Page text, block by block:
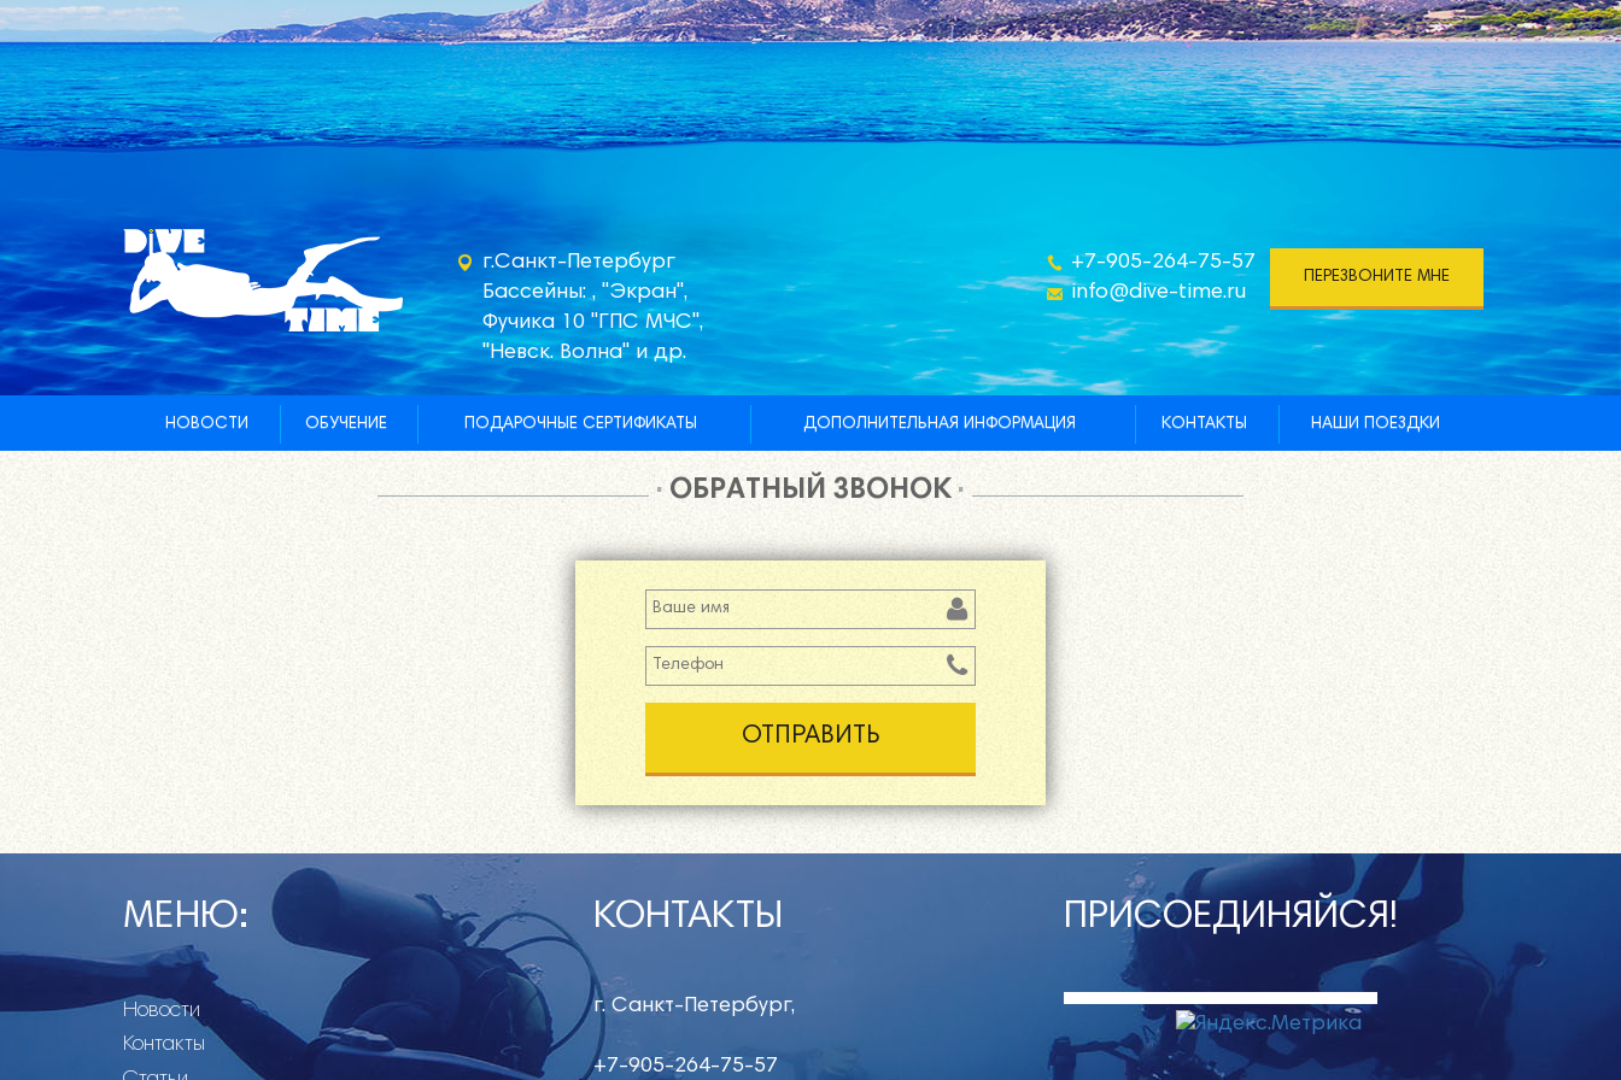
г.Санкт-Петербург
Бассейны: , "Экран",
Фучика 10 "ГПС МЧС",
"Невск. Волна" и др.
ПЕРЕЗВОНИТЕ МНЕ
+7-905-264-75-57
info@dive-time.ru
НОВОСТИ ОБУЧЕНИЕ ПОДАРОЧНЫЕ СЕРТИФИКАТЫ ДОПОЛНИТЕЛЬНАЯ ИНФОРМАЦИЯ КОНТАКТЫ НАШИ ПОЕЗДКИ
ОБРАТНЫЙ ЗВОНОК
Ваше имя
Телефон*
МЕНЮ:
Новости
Контакты
КОНТАКТЫ
г. Санкт-Петербург,
+7-905-264-75-57
ПРИСОЕДИНЯЙСЯ!